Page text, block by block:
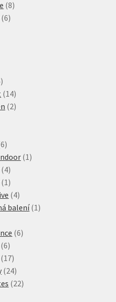
88
66
16
produktů
1414
produktů
22
66
produktů
1 1
44
produkty
1 1
produkt
44
produkty
balení 1 1
66
66
produktů
1717
produktů
2424
produktů
2222